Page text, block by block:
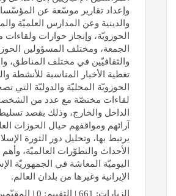
وإعداد تقارير موسّعة عن
والدينية وعن المدارس العلميّة
الحوزويّة، وإنجاز حوارات ولقاءات
الجمعة، ومختلف المسؤولين
والثقافيّين في مختلف المناطق،
تغطية الأخبار المناسبة للأنشطة
الحوزويّة المحليّة والدوليّة التي
لقاءات مختصّة مع عدد من
الداخل والخارج، وذلك بقصد
آرائهم ومواقفهم حيال الحوزات
يرتبط بها، وتحليل دور الثورة
الأحداث والتطوّرات العالميّة، وأهم
اليوميّة المعاشة في الجمهوريّة
الإيرانية وغيرها من بلدان العالم.
الزيارات: 661 | التقييم: 0 | المقيّمين: 0 | الدولة: